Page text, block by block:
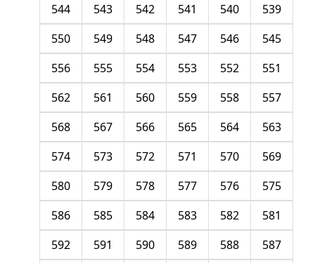
539
540
541
542
543
544
545
546
547
548
549
550
551
552
553
554
555
556
557
558
559
560
561
562
563
564
565
566
567
568
569
570
571
572
573
574
575
576
577
578
579
580
581
582
583
584
585
586
587
588
589
590
591
592